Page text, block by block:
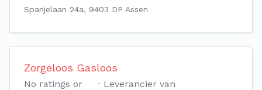
Spanjelaan 24a, 9403 DP Assen
Zorgeloos Gasloos
No ratings or
Leverancier van